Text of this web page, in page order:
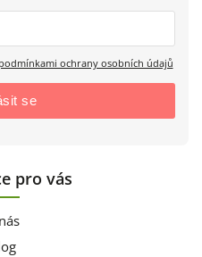
podmínkami ochrany osobních údajů
se
pro vás